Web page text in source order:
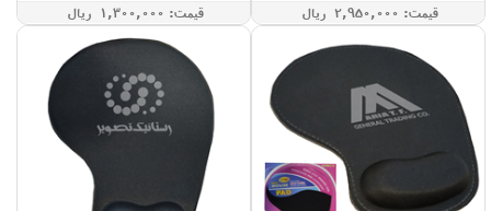
قيمت: 2,950,000 ريال
قيمت: 1,300,000 ريال